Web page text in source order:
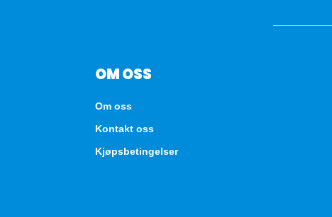
OM OSS
Om oss
Kontakt oss
Kjøpsbetingelser